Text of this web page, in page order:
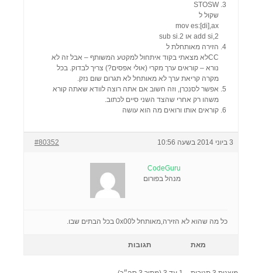
STOSW
שקול ל
mov es:[di],ax
add si,2 או sub si.2
הזירה מאותחלת ל
CCלא מצאתי בקוד איתחול למקטע המשותף – אבל זה לא
נורא – קוראים ערך מקרי (אולי אפסים?) צריך לבדוק. בכל
מקרה קריאת ערך לא מאותחל לא תגרום שום נזק.
אפשר לסנכרן, וזה חשוב אם אתה רוצה לוודא שאתה קורא
משהו רק אחרי שהצד השני סיים לכתוב.
קוראים אותו ורואים מה הוא עושה
3 ביוני 2014 בשעה 10:56 #80352
CodeGuru
מנהל בפורום
כל מה שהוא לא הזירה,מאותחל ל0x00 בכל הבתים שבו.
מאת תגובות